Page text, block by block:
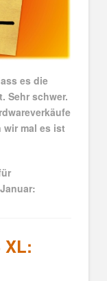
es die
Sehr schwer.
wir mal es ist
XL: